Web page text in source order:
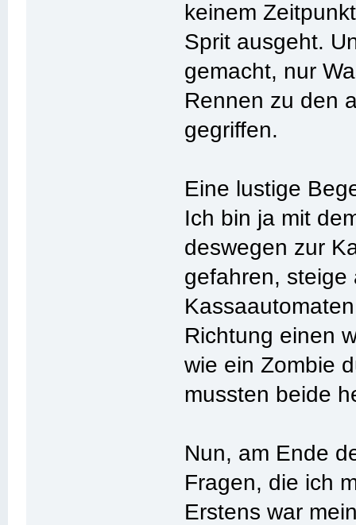
keinem
Sprit ausgeht.
gemacht, nur
Rennen zu den
gegriffen.
Eine lustige
Ich bin ja mit
deswegen zur
gefahren, steige
Richtung einen
wie ein Zombie
mussten beide
Nun, am Ende
Fragen, die ich
Erstens war